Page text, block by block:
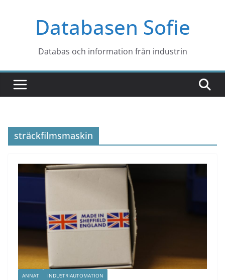
Databasen Sofie
Databas och information från industrin
sträckfilmsmaskin
ANNAT INDUSTRIAUTOMATION